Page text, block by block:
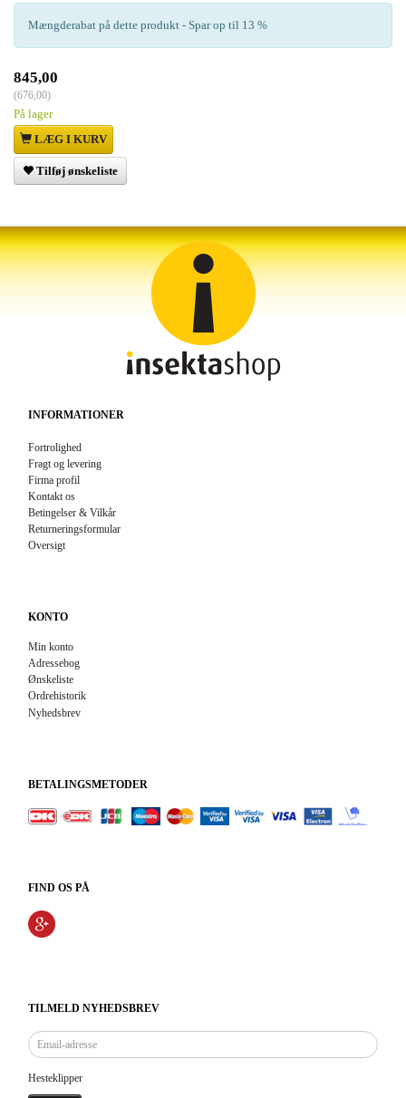
Mængderabat på dette produkt - Spar op til 13 %
845,00
(676,00)
På lager
LÆG I KURV
Tilføj ønskeliste
INFORMATIONER
Fortrolighed
Fragt og levering
Firma profil
Kontakt os
Betingelser & Vilkår
Returneringsformular
Oversigt
KONTO
Min konto
Adressebog
Ønskeliste
Ordrehistorik
Nyhedsbrev
BETALINGSMETODER
FIND OS PÅ
TILMELD NYHEDSBREV
Email-
adresse
Hesteklipper